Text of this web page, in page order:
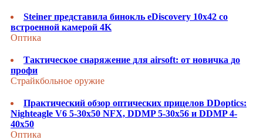
Steiner представила бинокль eDiscovery 10x42 со
встроенной камерой 4K
Оптика
Тактическое снаряжение для airsoft: от новичка до
профи
Страйкбольное оружие
Практический обзор оптических прицелов DDoptics:
Nighteagle V6 5-30x50 NFX, DDMP 5-30x56 и DDMP 4-
40x50
Оптика